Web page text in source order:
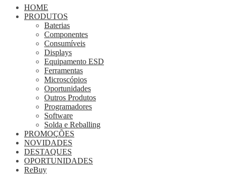
HOME
PRODUTOS
Baterias
Componentes
Consumíveis
Displays
Equipamento ESD
Ferramentas
Microscópios
Oportunidades
Outros Produtos
Programadores
Software
Solda e Reballing
PROMOÇÕES
NOVIDADES
DESTAQUES
OPORTUNIDADES
ReBuy